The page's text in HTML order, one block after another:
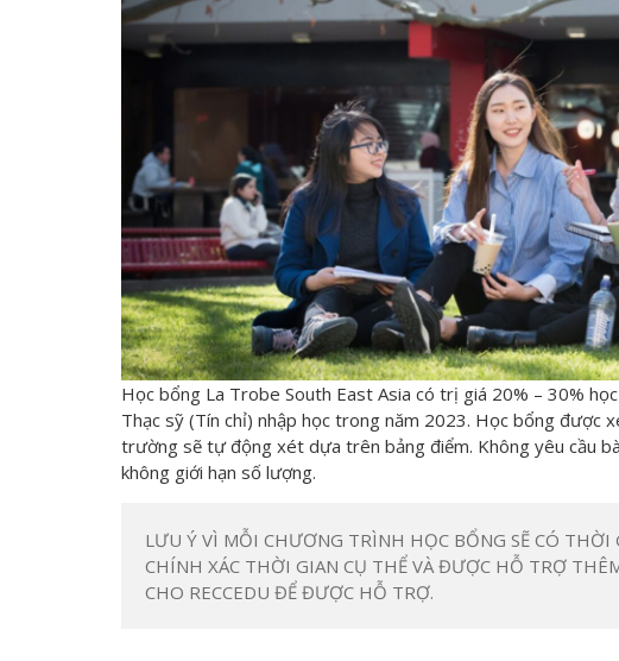
Học bổng La Trobe South East Asia có trị giá 20% – 30%
Thạc sỹ (Tín chỉ) nhập học trong năm 2023. Học bổng được
trường sẽ tự động xét dựa trên bảng điểm. Không yêu cầu
không giới hạn số lượng.
LƯU Ý VÌ MỖI CHƯƠNG TRÌNH HỌC BỔNG SẼ CÓ
CHÍNH XÁC THỜI GIAN CỤ THỂ VÀ ĐƯỢC HỖ TRỢ
CHO RECCEDU ĐỂ ĐƯỢC HỖ TRỢ.